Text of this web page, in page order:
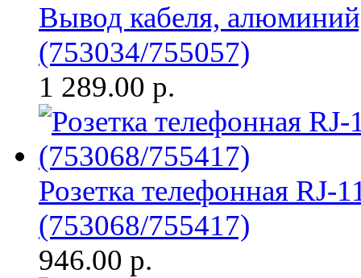
Вывод кабеля,
(753034/755057)
1 289.00 р.
Розетка телефонная
(753068/755417)
946.00 р.